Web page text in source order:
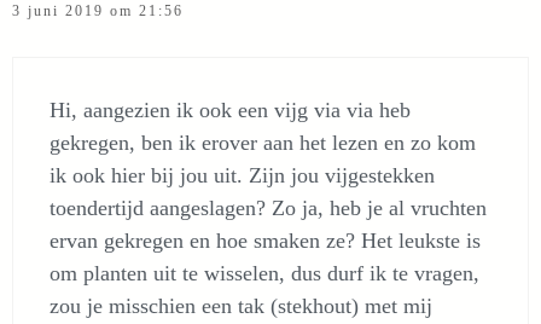
3 juni 2019 om 21:56
Hi, aangezien ik ook een vijg via via heb
gekregen, ben ik erover aan het lezen en zo kom
ik ook hier bij jou uit. Zijn jou vijgestekken
toendertijd aangeslagen? Zo ja, heb je al vruchten
ervan gekregen en hoe smaken ze? Het leukste is
om planten uit te wisselen, dus durf ik te vragen,
zou je misschien een tak (stekhout) met mij